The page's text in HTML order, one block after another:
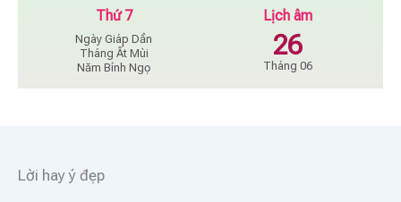
Thứ 7
Ngày Giáp Dần
Tháng Ất Mùi
Năm Bính Ngọ
Lịch âm
26
Tháng 06
Lời hay ý đẹp